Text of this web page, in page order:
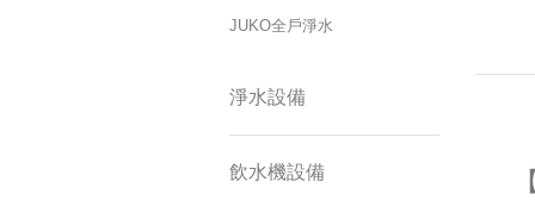
JUKO全戶淨水
淨水設備
飲水機設備